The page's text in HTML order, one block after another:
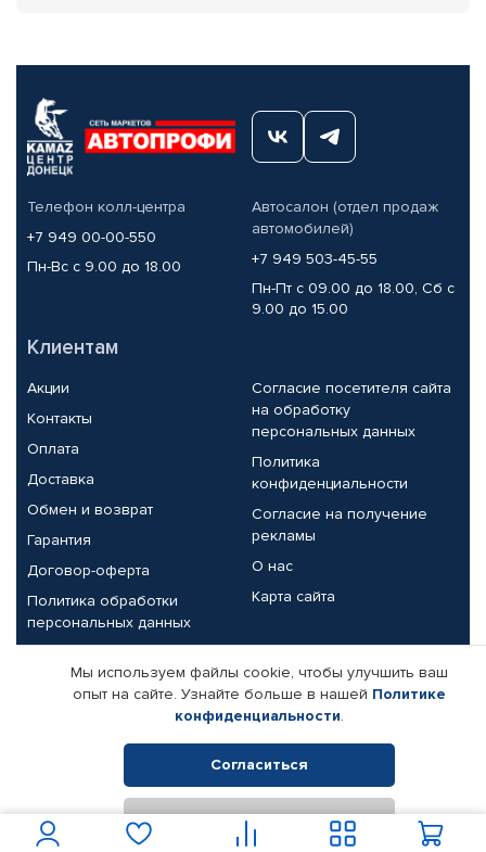
Телефон колл-центра
+7 949 00-00-550
Пн-Вс с 9.00 до 18.00
Автосалон (отдел продаж
автомобилей)
+7 949 503-45-55
Пн-Пт с 09.00 до 18.00, Сб с
9.00 до 15.00
Клиентам
Акции
Контакты
Оплата
Доставка
Обмен и возврат
Гарантия
Договор-оферта
Политика обработки
персональных данных
Согласие посетителя сайта
на обработку
персональных данных
Политика
конфиденциальности
Согласие на получение
рекламы
О нас
Карта сайта
Партнерам
Корпоративным клиентам
Поставщикам
Реквизиты компании
© КАМАЗ ЦЕНТР ДОНЕЦК, 2015-2026. Все права защищены.
Интернет-магазин автомобильных товаров Автопрофи.
Мы используем файлы cookie, чтобы улучшить ваш
опыт на сайте. Узнайте больше в нашей Политике
конфиденциальности.
Согласиться
Отклонить